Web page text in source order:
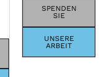
SPENDEN
SIE
UNSERE
ARBEIT